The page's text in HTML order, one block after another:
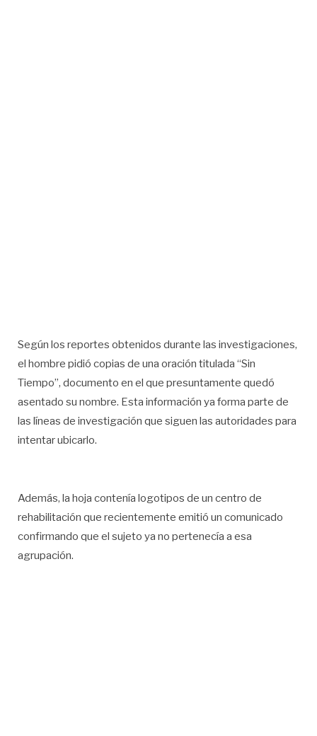
Según los reportes obtenidos durante las investigaciones,
el hombre pidió copias de una oración titulada “Sin
Tiempo”, documento en el que presuntamente quedó
asentado su nombre. Esta información ya forma parte de
las líneas de investigación que siguen las autoridades para
intentar ubicarlo.
Además, la hoja contenía logotipos de un centro de
rehabilitación que recientemente emitió un comunicado
confirmando que el sujeto ya no pertenecía a esa
agrupación.